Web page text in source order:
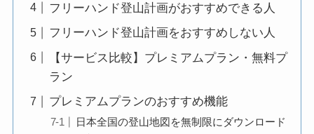
フリーハンド登山計画がおすすめできる人
フリーハンド登山計画をおすすめしない人
【サービス比較】プレミアムプラン・無料プ
ラン
プレミアムプランのおすすめ機能
日本全国の登山地図を無制限にダウンロード